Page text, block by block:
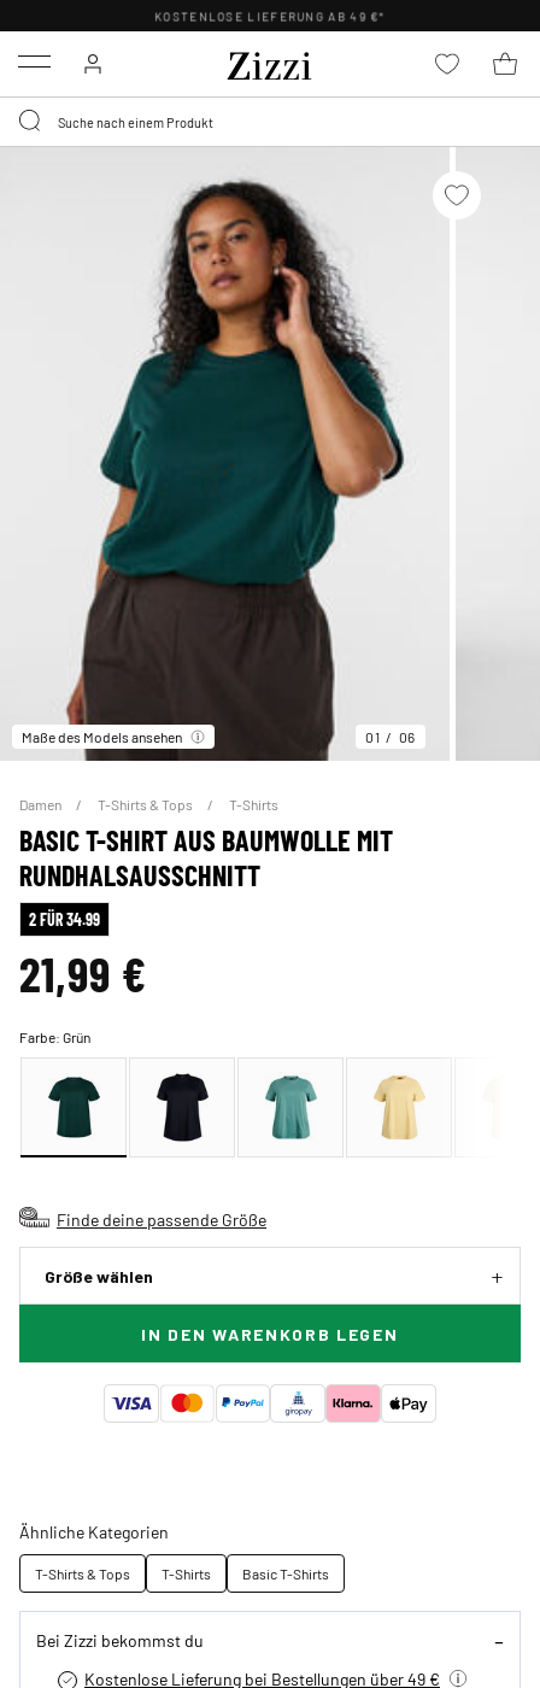
KOSTENLOSE LIEFERUNG AB 49 €*
Menu
Maße des Models ansehen 01 06
Damen T-Shirts & Tops T-Shirts
BASIC T-SHIRT AUS BAUMWOLLE MIT
RUNDHALSAUSSCHNITT
2 FÜR 34.99
21,99 €
Farbe:Grün
Finde deine passende Größe
Größe wählen
IN DEN WARENKORB LEGEN
Ähnliche Kategorien
T-Shirts & Tops T-Shirts Basic T-Shirts
Bei Zizzi bekommst du
Kostenlose Lieferung bei Bestellungen über 49 €